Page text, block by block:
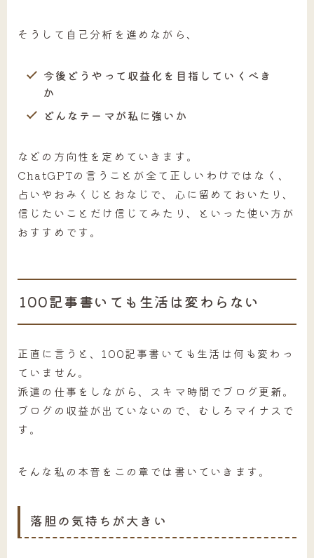
そうして自己分析を進めながら、
今後どうやって収益化を目指していくべき
か
どんなテーマが私に強いか
などの方向性を定めていきます。
ChatGPTの言うことが全て正しいわけではなく、
占いやおみくじとおなじで、心に留めておいたり、
信じたいことだけ信じてみたり、といった使い方が
おすすめです。
100記事書いても生活は変わらない
正直に言うと、100記事書いても生活は何も変わっ
ていません。
派遣の仕事をしながら、スキマ時間でブログ更新。
ブログの収益が出ていないので、むしろマイナスで
す。
そんな私の本音をこの章では書いていきます。
落胆の気持ちが大きい